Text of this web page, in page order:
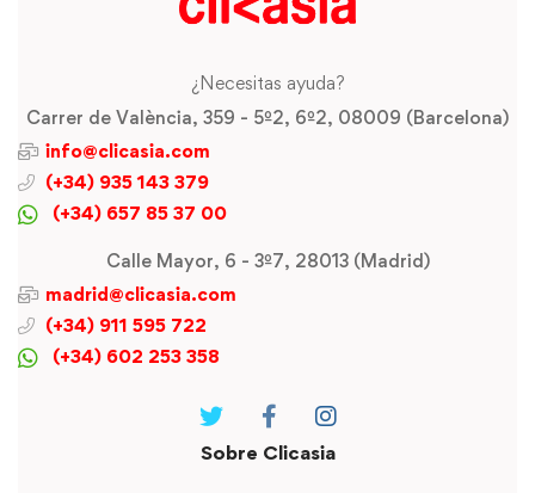
¿Necesitas ayuda?
Carrer de València, 359 - 5º2, 6º2, 08009 (Barcelona)
info@clicasia.com
(+34) 935 143 379
(+34) 657 85 37 00
Calle Mayor, 6 - 3º7, 28013 (Madrid)
madrid@clicasia.com
(+34) 911 595 722
(+34) 602 253 358
Sobre Clicasia